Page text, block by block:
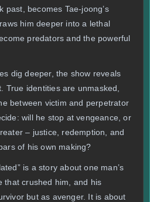
past, becomes Tae-joong’s
him deeper into a lethal
predators and the powerful
dig deeper, the show reveals
True identities are unmasked,
between victim and perpetrator
will he stop at vengeance, or
– justice, redemption, and
of his own making?
is a story about one man’s
that crushed him, and his
but as avenger. It is about